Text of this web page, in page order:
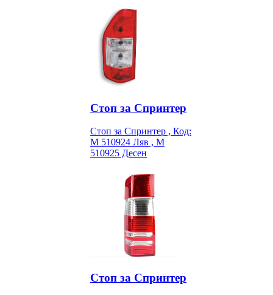
Стоп за Спринтер
Стоп за Спринтер , Код:
M 510924 Ляв , M
510925 Десен
Стоп за Спринтер